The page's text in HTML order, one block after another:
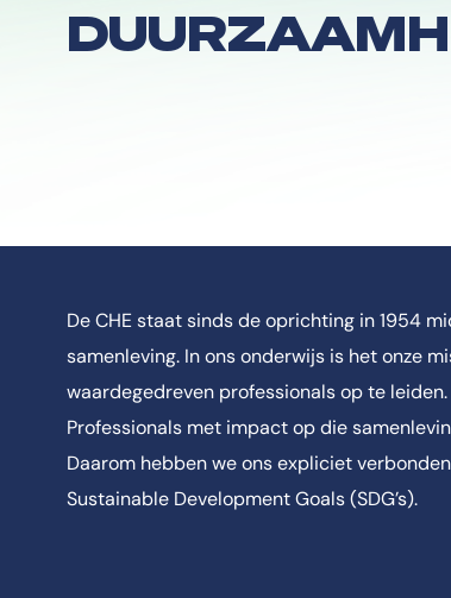
De CHE staat sinds de oprichting in 1954
samenleving. In ons onderwijs is het onze
waardegedreven professionals op te leiden.
Professionals met impact op die
Daarom hebben we ons expliciet
Sustainable Development Goals (SDG’s).